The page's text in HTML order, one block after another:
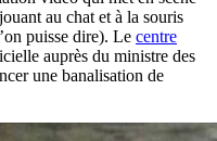
au chat et à la souris
puisse dire). Le centre
auprès du ministre des
une banalisation de